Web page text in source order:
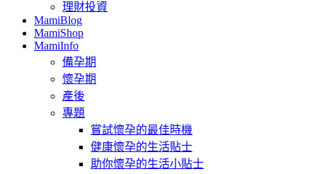
理財投資
MamiBlog
MamiShop
MamiInfo
備孕期
懷孕期
產後
專題
嘗試懷孕的最佳時機
健康懷孕的生活貼士
助你懷孕的生活小貼士